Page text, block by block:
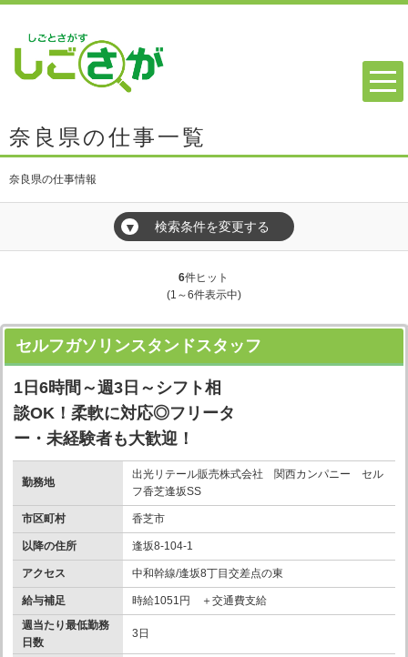
奈良県の仕事一覧
奈良県の仕事情報
▼ 検索条件を変更する
6件ヒット
(1～6件表示中)
セルフガソリンスタンドスタッフ
1日6時間～週3日～シフト相
談OK！柔軟に対応◎フリータ
ー・未経験者も大歓迎！
勤務地
出光リテール販売株式会社 関西カンパニー セル
フ香芝逢坂SS
市区町村 香芝市
以降の住所 逢坂8-104-1
アクセス 中和幹線/逢坂8丁目交差点の東
給与補足
時給1051円 ＋交通費支給
週当たり最低勤務
日数
3日